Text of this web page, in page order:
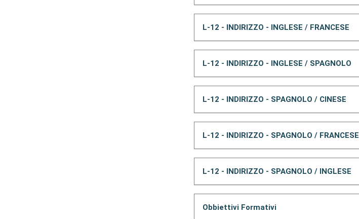
L-12 - INDIRIZZO - INGLESE / FRANCESE
L-12 - INDIRIZZO - INGLESE / SPAGNOLO
L-12 - INDIRIZZO - SPAGNOLO / CINESE
L-12 - INDIRIZZO - SPAGNOLO / FRANCESE
L-12 - INDIRIZZO - SPAGNOLO / INGLESE
Obbiettivi Formativi